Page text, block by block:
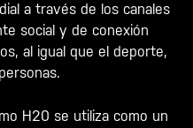
a través de los canales
social y de conexión
al igual que el deporte,
H20 se utiliza como un